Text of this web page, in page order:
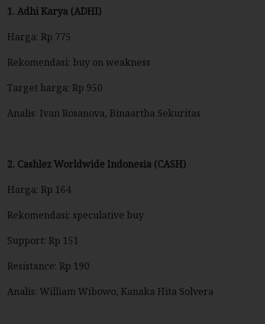
1. Adhi Karya (ADHI)
Harga: Rp 775
Rekomendasi: buy on weakness
Target harga: Rp 950
Analis: Ivan Rosanova, Binaartha Sekuritas
2. Cashlez Worldwide Indonesia (CASH)
Harga: Rp 164
Rekomendasi: speculative buy
Support: Rp 151
Resistance: Rp 190
Analis: William Wibowo, Kanaka Hita Solvera